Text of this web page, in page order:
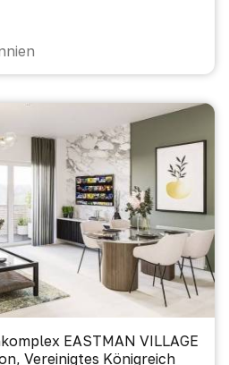
EASTMAN VILLAGE
Vereinigtes Königreich